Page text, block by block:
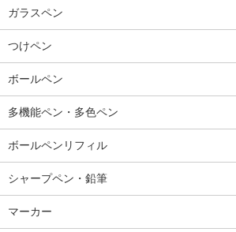
ガラスペン
つけペン
ボールペン
多機能ペン・多色ペン
ボールペンリフィル
シャープペン・鉛筆
マーカー